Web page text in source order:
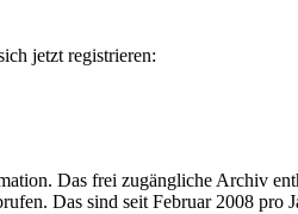
jetzt registrieren:
Das frei zugängliche Archiv
Das sind seit Februar 2008